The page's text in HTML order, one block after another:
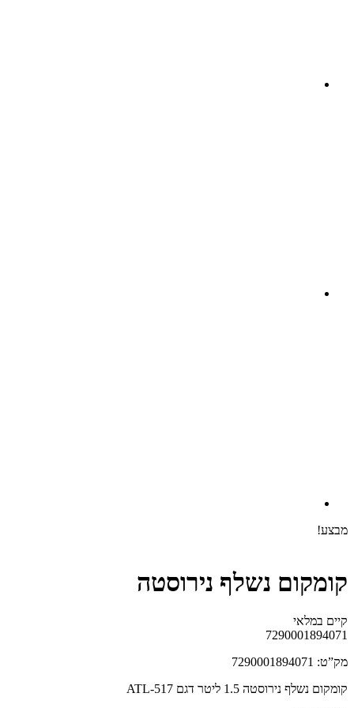
מבצע!
קומקום נשלף נירוסטה
קיים במלאי‬
7290001894071
מק”ט: 7290001894071
קומקום נשלף נירוסטה 1.5 ליטר דגם ATL-517